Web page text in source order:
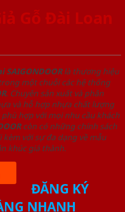
Gỗ Đài Loan
SAIGONDOORlà thương hiệu
một chuỗi các hệ thống
. Chuyên sản xuất và phân
và hỗ hợp nhựa chất lượng
hợp với mọi nhu cầu khách
còn có những chính sách
kèm với sự đa dạng về mẫu
khúc giá thành.
ĐĂNG KÝ
NHANH